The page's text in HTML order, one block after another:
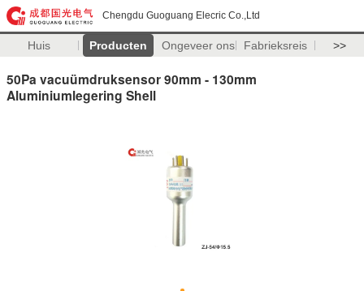
Chengdu Guoguang Elecric Co.,Ltd
Huis Producten Ongeveer ons Fabrieksreis >>
50Pa vacuümdruksensor 90mm - 130mm
Aluminiumlegering Shell